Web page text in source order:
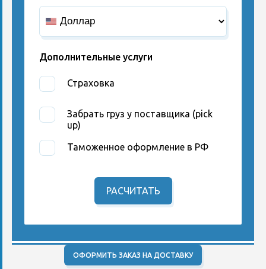
Дополнительные услуги
Страховка
Забрать груз у поставщика (pick
up)
Таможенное оформление в РФ
РАСЧИТАТЬ
ОФОРМИТЬ ЗАКАЗ НА ДОСТАВКУ